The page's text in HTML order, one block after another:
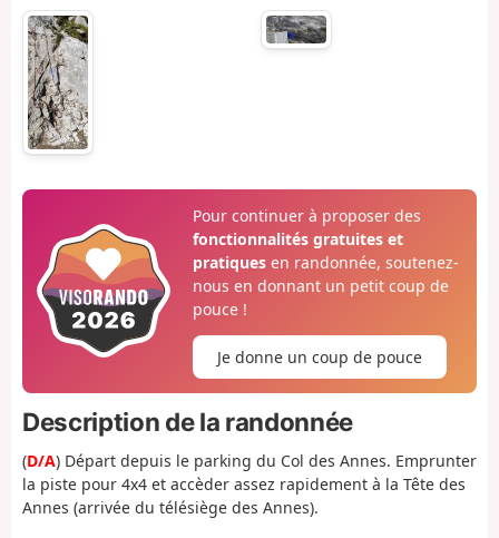
Pour continuer à proposer des
fonctionnalités gratuites et
pratiquesen randonnée, soutenez-
nous en donnant un petit coup de
pouce !
Je donne un coup de pouce
Description de la randonnée
(D/A) Départ depuis le parking du Col des Annes. Emprunter
la piste pour 4x4 et accèder assez rapidement à la Tête des
Annes (arrivée du télésiège des Annes).